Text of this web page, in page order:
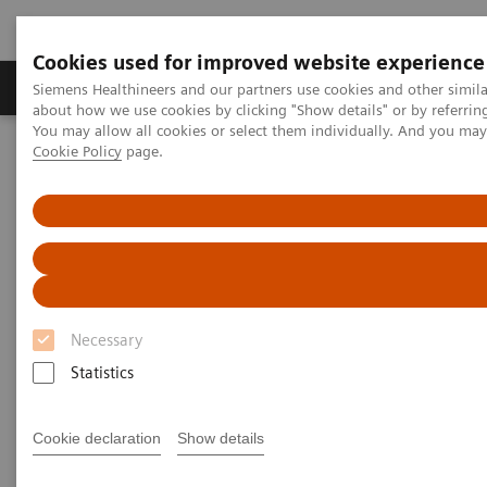
Cookies used for improved website experience
Siemens Healthineers and our partners use cookies and other
about how we use cookies by clicking "Show details" or by
You may allow all cookies or select them individually. And you
Cookie Policy page.
Necessary
Statistics
Cookie declaration Show details
Zobrazovací technika Laboratorní diagnostika
Home Services
IT Standards
IHE - NAEOTOM Alpha family